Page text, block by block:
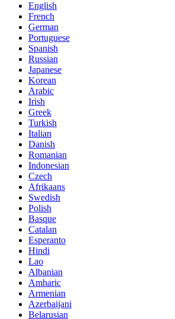
English
French
German
Portuguese
Spanish
Russian
Japanese
Korean
Arabic
Irish
Greek
Turkish
Italian
Danish
Romanian
Indonesian
Czech
Afrikaans
Swedish
Polish
Basque
Catalan
Esperanto
Hindi
Lao
Albanian
Amharic
Armenian
Azerbaijani
Belarusian